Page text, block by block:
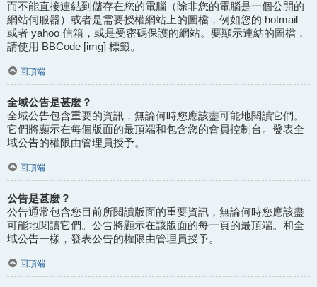
而不能直接連結到儲存在您的電腦（除非您的電腦是一個公開的
網站伺服器）或者是需要授權網站上的圖檔，例如您的 hotmail
或者 yahoo 信箱，或是受密碼保護的網站。要顯示連結的圖檔，
請使用 BBCode [img] 標籤。
回頂端
全域公告是甚麼？
全域公告包含重要的資訊，無論何時您應該盡可能地閱讀它們。
它們將顯示在每個版面的最頂端和包含您的會員控制台。發表全
域公告的權限由管理員授予。
回頂端
公告是甚麼？
公告通常包含您目前所閱讀版面的重要資訊，無論何時您應該盡
可能地閱讀它們。公告將顯示在該版面的每一頁的最頂端。和全
域公告一樣，發表公告的權限由管理員授予。
回頂端